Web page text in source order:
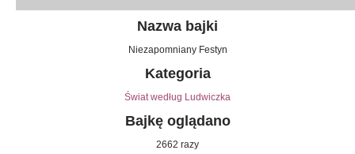
Nazwa bajki
Niezapomniany Festyn
Kategoria
Świat według Ludwiczka
Bajkę oglądano
2662 razy